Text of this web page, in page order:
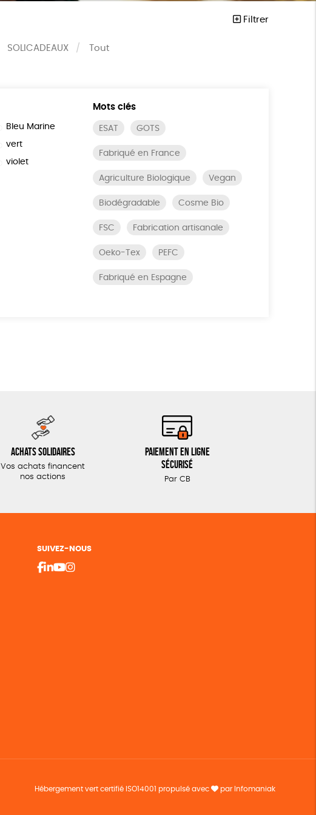
Filtrer
SOLICADEAUX Tout
Bleu Marine
vert
violet
Mots clés
ESAT GOTS
Fabriqué en France
Agriculture Biologique Vegan
Biodégradable Cosme Bio
FSC Fabrication artisanale
Oeko-Tex PEFC
Fabriqué en Espagne
Achats solidaires
Vos achats financent
nos actions
Paiement en ligne
sécurisé
Par CB
SUIVEZ-NOUS
Hébergement vert certifié ISO14001 propulsé avec par Infomaniak